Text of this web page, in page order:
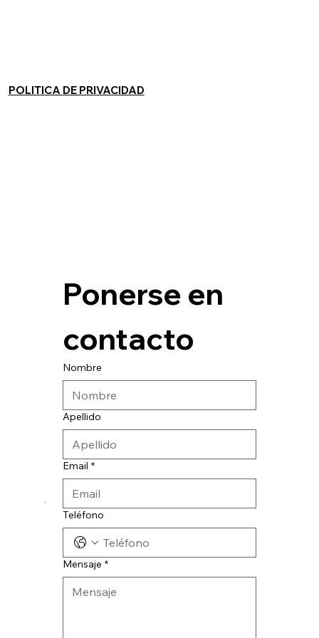
POLITICA DE PRIVACIDAD
Ponerse en
contacto
Nombre
Apellido
Email *
Teléfono
Mensaje *